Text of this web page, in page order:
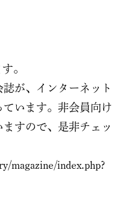
。
が、インターネット
います。非会員向け
すので、是非チェッ
magazine/index.php?